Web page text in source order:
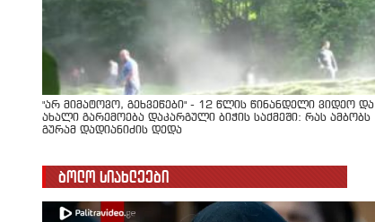
"არ მიმატოვო, გეხვეწები" - 12 წლის წინანდელი ვიდეო და
ახალი გარემოება დაკარგული ბიჭის საქმეში: რას ამბობს
გურამ დადიანიძის დედა
ბოლო სიახლეები